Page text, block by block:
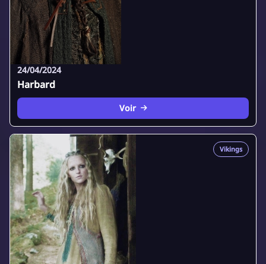
24/04/2024
Harbard
Voir
Vikings